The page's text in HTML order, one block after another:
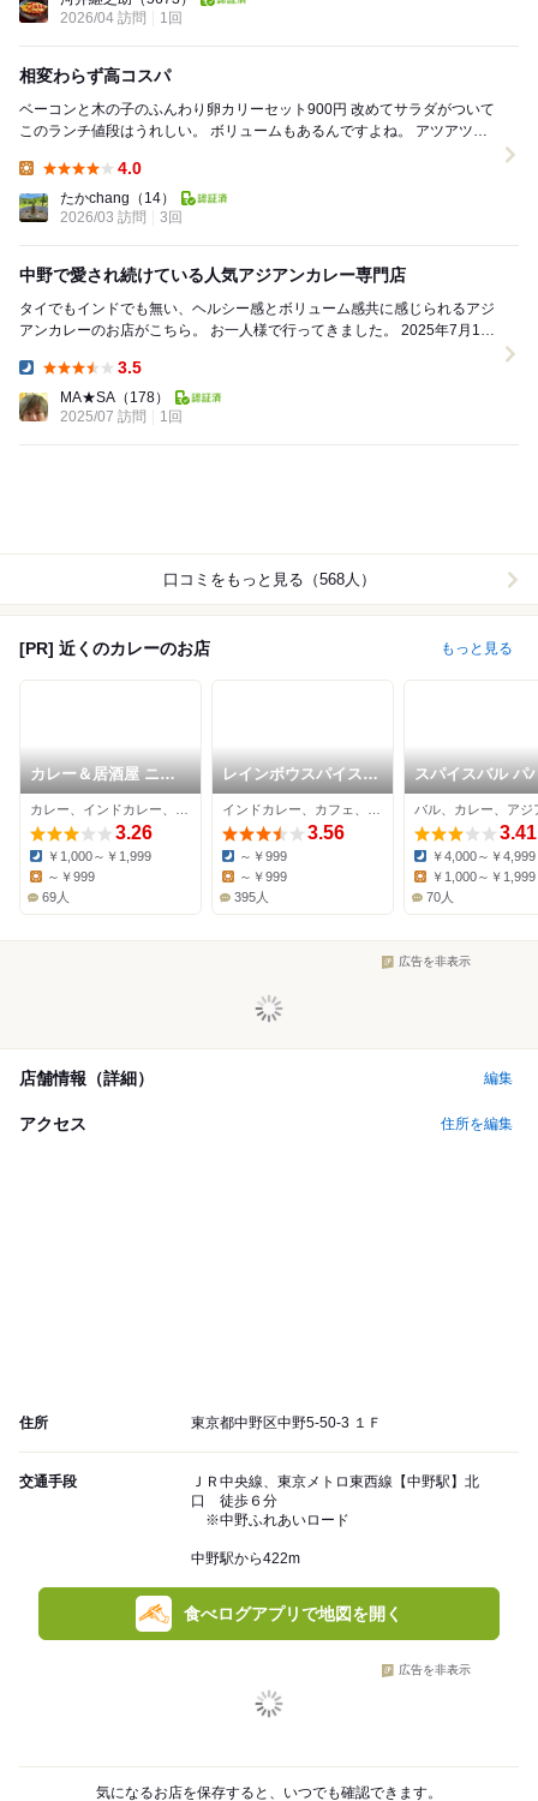
2026/04 訪問
1回
相変わらず高コスパ
ベーコンと木の子のふんわり卵カリーセット900円 改めてサラダがついて
このランチ値段はうれしい。 ボリュームもあるんですよね。 アツアツの
4.0
たかchang （14）
2026/03 訪問
3回
中野で愛され続けている人気アジアンカレー専門店
タイでもインドでも無い、ヘルシー感とボリューム感共に感じられるアジ
アンカレーのお店がこちら。 お一人様で行ってきました。 2025年7月19
3.5
MA★SA （178）
2025/07 訪問
1回
口コミをもっと見る（568人）
[PR] 近くのカレーのお店 もっと見る
カレー＆居酒屋 ニコ
ニコ 中野店
3.26
Dinner:
￥1,000～￥1,999
Lunch:
～￥999
69人
レインボウスパイス
カフェチャイストール
3.56
Dinner:
～￥999
～￥999
395人
スパイスバル パ
ガンジ
3.41
Dinner:
￥4,000～￥4,999
Lunch:
￥1,000～￥1,999
70人
広告を非表示
店舗情報（詳細） 編集
アクセス 住所を編集
住所 東京都中野区中野5-50-3 １Ｆ
交通手段
ＪＲ中央線、東京メトロ東西線【中野駅】北
口 徒歩６分
※中野ふれあいロード
中野駅から422m
食べログアプリで地図を開く
広告を非表示
気になるお店を保存すると、いつでも確認できます。